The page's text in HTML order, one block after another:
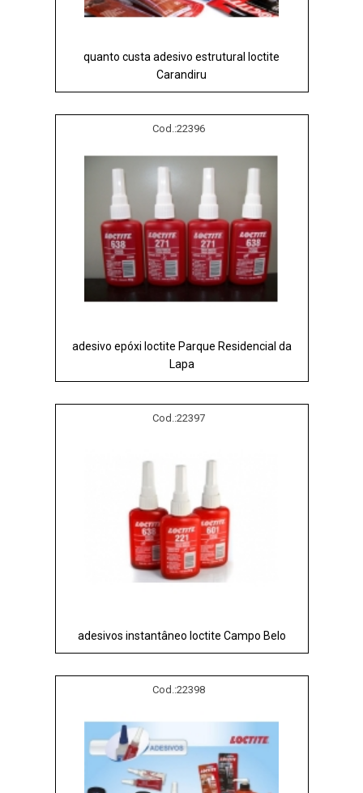
quanto custa adesivo estrutural loctite
Carandiru
Cod.:22396
adesivo epóxi loctite Parque Residencial da
Lapa
Cod.:22397
adesivos instantâneo loctite Campo Belo
Cod.:22398